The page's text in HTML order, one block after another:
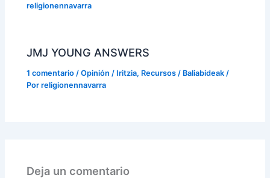
religionennavarra
JMJ YOUNG ANSWERS
1 comentario /Opinión / Iritzia, Recursos / Baliabideak /
Porreligionennavarra
Deja un comentario